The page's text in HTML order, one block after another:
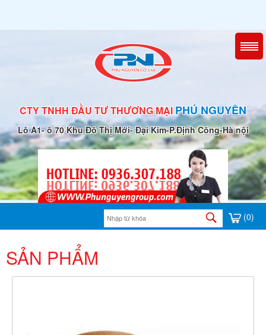
CTY TNHH ĐẦU TƯ THƯƠNG MẠIPHÚ NGUYÊN
Lô A1- ô 70 Khu Đô Thị Mới- Đại Kim-P.Định Công-Hà nội
(0)
SẢN PHẨM